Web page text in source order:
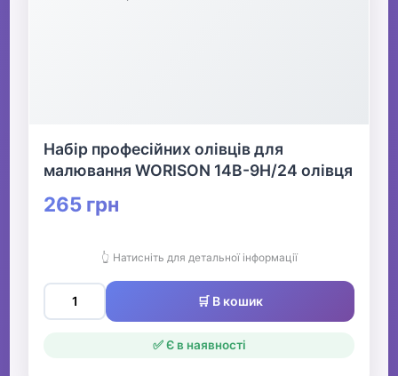
Набір професійних олівців для
малювання WORISON 14B-9H/24 олівця
265 грн
👆 Натисніть для детальної інформації
🛒 В кошик
✅ Є в наявності